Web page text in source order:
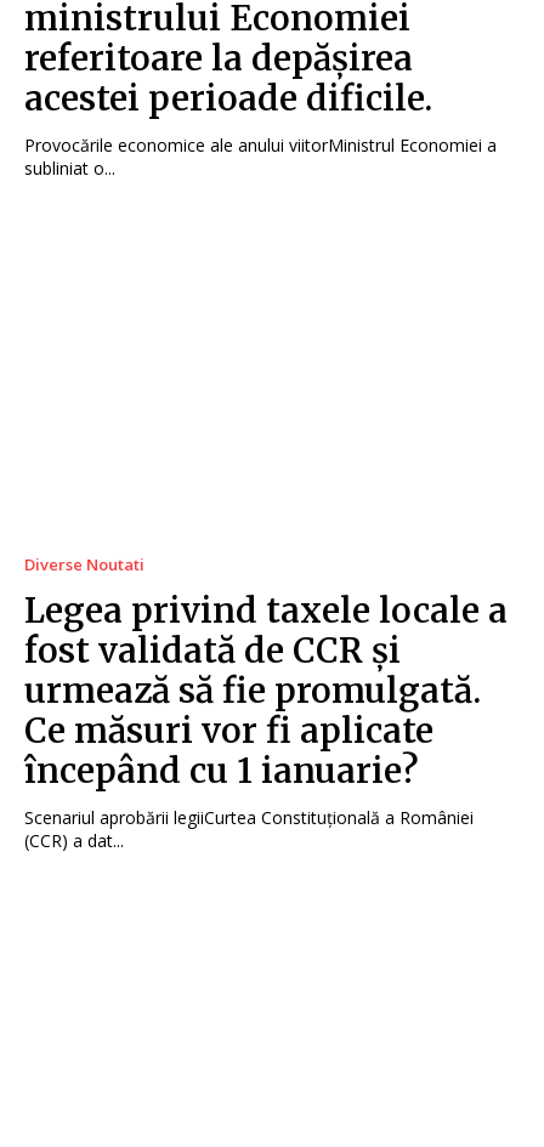
ministrului Economiei
referitoare la depășirea
acestei perioade dificile.
Provocările economice ale anului viitorMinistrul Economiei a
subliniat o...
Diverse Noutati
Legea privind taxele locale a
fost validată de CCR și
urmează să fie promulgată.
Ce măsuri vor fi aplicate
începând cu 1 ianuarie?
Scenariul aprobării legiiCurtea Constituțională a României
(CCR) a dat...